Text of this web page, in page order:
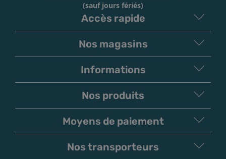
(sauf jours fériés)
Accès rapide
Nos magasins
Informations
Nos produits
Moyens de paiement
Nos transporteurs